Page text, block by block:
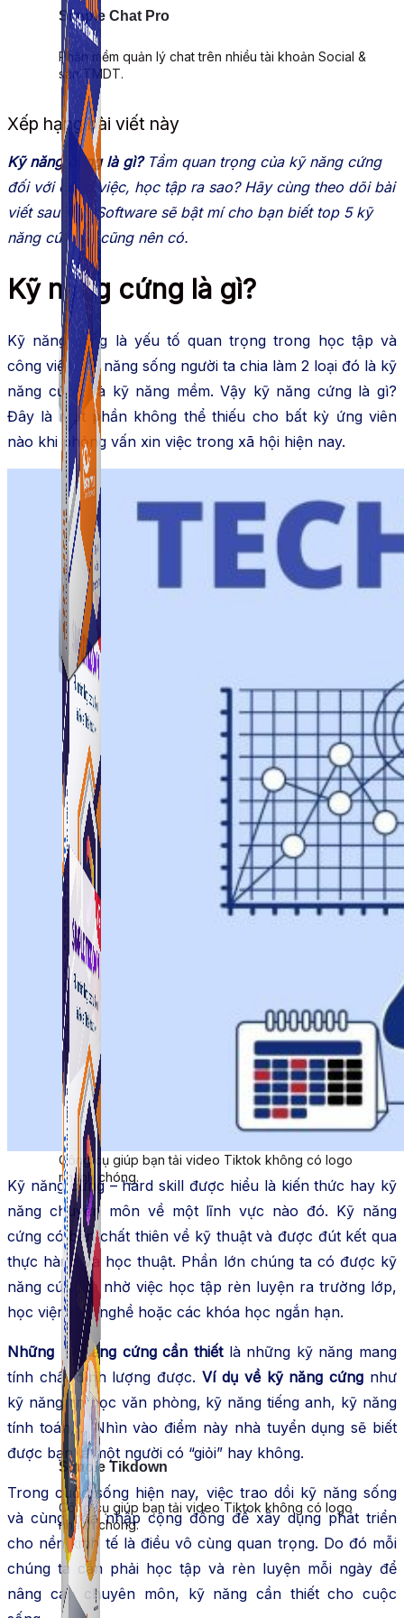
ATP Link
Tạo Bio Link nhanh chóng chỉ với vài click chuột
Simple Tikdown
Công cụ giúp bạn tải video Tiktok không có logo
nhanh chóng.
Simple Chat Pro
Phần mềm quản lý chat trên nhiều tài khoản Social &
sàn TMDT.
ATP Link
Tạo Bio Link nhanh chóng chỉ với vài click chuột
Simple Tikdown
Công cụ giúp bạn tải video Tiktok không có logo
nhanh chóng.
Xếp hạng bài viết này
Kỹ năng cứng là gì? Tầm quan trọng của kỹ năng cứng
đối với công việc, học tập ra sao? Hãy cùng theo dõi bài
viết sau ATP Software sẽ bật mí cho bạn biết top 5 kỹ
năng cứng ai cũng nên có.
Kỹ năng cứng là gì?
Kỹ năng sống là yếu tố quan trọng trong học tập và
công việc. Kỹ năng sống người ta chia làm 2 loại đó là kỹ
năng cứng và kỹ năng mềm. Vậy kỹ năng cứng là gì?
Đây là một phần không thể thiếu cho bất kỳ ứng viên
nào khi phỏng vấn xin việc trong xã hội hiện nay.
Kỹ năng cứng – hard skill được hiểu là kiến thức hay kỹ
năng chuyên môn về một lĩnh vực nào đó. Kỹ năng
cứng có bản chất thiên về kỹ thuật và được đút kết qua
thực hành và học thuật. Phần lớn chúng ta có được kỹ
năng cứng là nhờ việc học tập rèn luyện ra trường lớp,
học viện dạy nghề hoặc các khóa học ngắn hạn.
Những kỹ năng cứng cần thiết là những kỹ năng mang
tính chất định lượng được. Ví dụ về kỹ năng cứng như
kỹ năng tin học văn phòng, kỹ năng tiếng anh, kỹ năng
tính toán,… Nhìn vào điểm này nhà tuyển dụng sẽ biết
được bạn là một người có “giỏi” hay không.
Trong cuộc sống hiện nay, việc trao dồi kỹ năng sống
và cùng hòa nhập cộng đồng để xây dụng phát triển
cho nền kinh tế là điều vô cùng quan trọng. Do đó mỗi
chúng ta cần phải học tập và rèn luyện mỗi ngày để
nâng cao chuyên môn, kỹ năng cần thiết cho cuộc